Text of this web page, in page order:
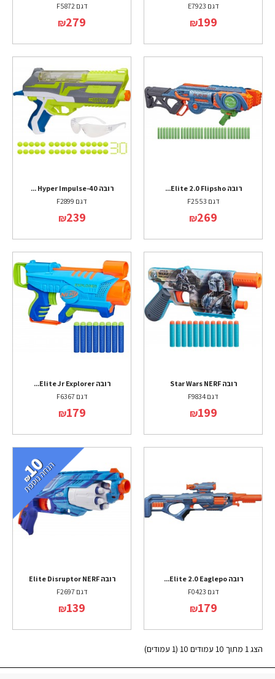
דגם E7923
₪199
דגם F5872
₪279
רובה Elite 2.0 Flipsho...
דגם F2553
₪269
רובה Hyper Impulse-40 ...
דגם F2899
₪239
רובה Star Wars NERF
דגם F9834
₪199
רובה Elite Jr Explorer...
דגם F6367
₪179
רובה Elite 2.0 Eaglepo...
דגם F0423
₪179
רובה Elite Disruptor NERF
דגם F2697
₪139
הצג 1 מתוך 10 עמודים 10 (1 עמודים)